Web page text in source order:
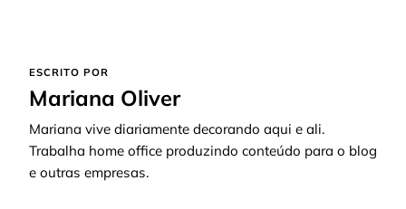
ESCRITO POR
Mariana Oliver
Mariana vive diariamente decorando aqui e ali.
Trabalha home office produzindo conteúdo para o blog
e outras empresas.